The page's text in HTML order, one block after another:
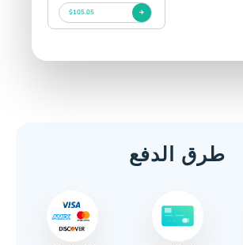
$105.05
طرق الدفع